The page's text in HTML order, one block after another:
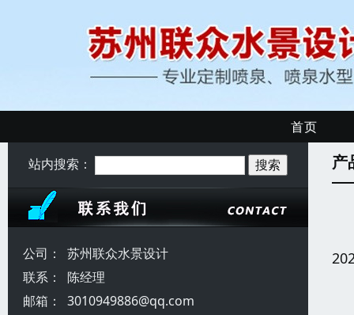
首页
站内搜索：
公司：
苏州联众水景设计
联系：
陈经理
邮箱：
3010949886@qq.com
产